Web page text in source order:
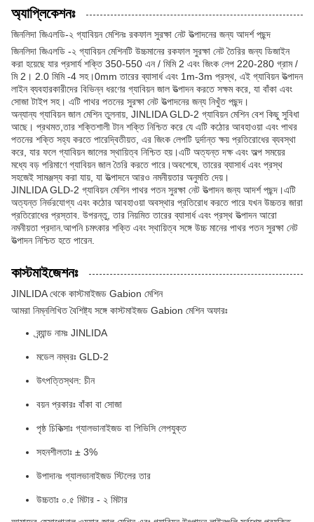
অ্যাপ্লিকেশনঃ
জিনলিদা জিএলডি-২ গ্যাবিয়ন মেশিনঃ রকফাল সুরক্ষা নেট উত্পাদনের জন্য আদর্শ পছন্দ
জিনলিদা জিএলডি -২ গ্যাবিয়ন মেশিনটি উচ্চমানের রকফাল সুরক্ষা নেট তৈরির জন্য ডিজাইন
করা হয়েছে যার প্রসার্য শক্তি 350-550 এন / মিমি 2 এবং জিংক লেপ 220-280 গ্রাম /
মি 2। 2.0 মিমি -4 সহ।0mm তারের ব্যাসার্ধ এবং 1m-3m প্রস্থ, এই গ্যাবিয়ন উত্পাদন
লাইন ব্যবহারকারীদের বিভিন্ন ধরণের গ্যাবিয়ন জাল উত্পাদন করতে সক্ষম করে, যা বাঁকা এবং
সোজা টাইপ সহ। এটি পাথর পতনের সুরক্ষা নেট উত্পাদনের জন্য নিখুঁত পছন্দ।
অন্যান্য গ্যাবিয়ন জাল মেশিন তুলনায়, JINLIDA GLD-2 গ্যাবিয়ন মেশিন বেশ কিছু সুবিধা
আছে। প্রথমত,তার শক্তিশালী টান শক্তি নিশ্চিত করে যে এটি কঠোর আবহাওয়া এবং পাথর
পতনের শক্তি সহ্য করতে পারেদ্বিতীয়ত, এর জিংক লেপটি দুর্দান্ত ক্ষয় প্রতিরোধের ব্যবস্থা
করে, যার ফলে গ্যাবিয়ন জালের স্থায়িত্ব নিশ্চিত হয়।এটি অত্যন্ত দক্ষ এবং অল্প সময়ের
মধ্যে বড় পরিমাণে গ্যাবিয়ন জাল তৈরি করতে পারে।অবশেষে, তারের ব্যাসার্ধ এবং প্রস্থ
সহজেই সামঞ্জস্য করা যায়, যা উত্পাদনে আরও নমনীয়তার অনুমতি দেয়।
JINLIDA GLD-2 গ্যাবিয়ন মেশিন পাথর পতন সুরক্ষা নেট উত্পাদন জন্য আদর্শ পছন্দ।এটি
অত্যন্ত নির্ভরযোগ্য এবং কঠোর আবহাওয়া অবস্থার প্রতিরোধ করতে পারে যখন উচ্চতর জারা
প্রতিরোধের প্রস্তাব. উপরন্তু, তার নিয়মিত তারের ব্যাসার্ধ এবং প্রস্থ উত্পাদন আরো
নমনীয়তা প্রদান.আপনি চমৎকার শক্তি এবং স্থায়িত্ব সঙ্গে উচ্চ মানের পাথর পতন সুরক্ষা নেট
উত্পাদন নিশ্চিত হতে পারেন.
কাস্টমাইজেশনঃ
JINLIDA থেকে কাস্টমাইজড Gabion মেশিন
আমরা নিম্নলিখিত বৈশিষ্ট্য সঙ্গে কাস্টমাইজড Gabion মেশিন অফারঃ
ব্র্যান্ড নামঃ JINLIDA
মডেল নম্বরঃ GLD-2
উৎপত্তিস্থল: চীন
বয়ন প্রকারঃ বাঁকা বা সোজা
পৃষ্ঠ চিকিত্সাঃ গ্যালভানাইজড বা পিভিসি লেপযুক্ত
সহনশীলতাঃ ± 3%
উপাদানঃ গ্যালভানাইজড স্টিলের তার
উচ্চতাঃ ০.৫ মিটার - ২ মিটার